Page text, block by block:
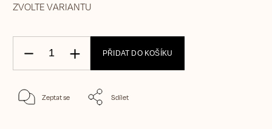
ZVOLTE VARIANTU
PŘIDAT DO KOŠÍKU
Zeptat se Sdílet